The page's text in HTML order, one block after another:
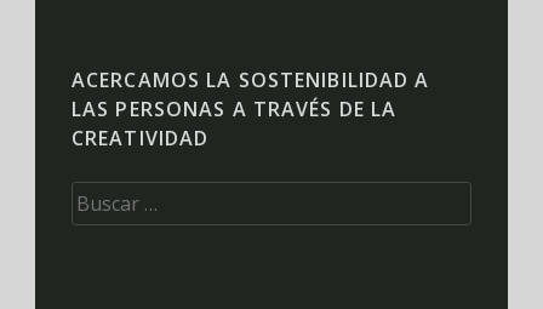
ACERCAMOS LA SOSTENIBILIDAD A
LAS PERSONAS A TRAVÉS DE LA
CREATIVIDAD
Buscar: